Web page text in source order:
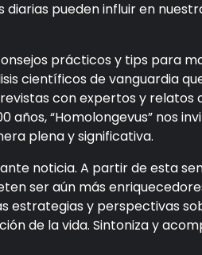
pueden influir en
prácticos y tips para
científicos de vanguardia
con expertos y relatos
años, “Homolongevus” nos
plena y significativa.
noticia. A partir de esta
ser aún más
estrategias y perspectivas
de la vida. Sintoniza y